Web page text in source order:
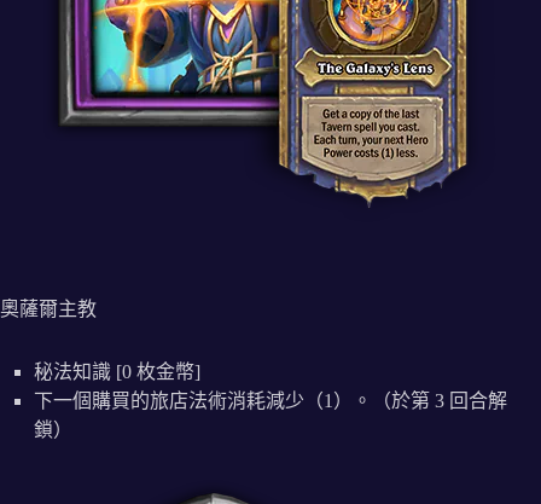
奧薩爾主教
秘法知識 [0 枚金幣]
下一個購買的旅店法術消耗減少（1）。（於第 3 回合解
鎖）